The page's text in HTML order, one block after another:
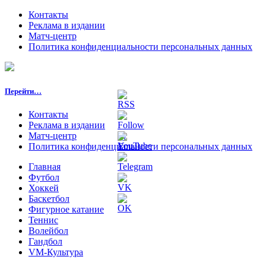
Контакты
Реклама в издании
Матч-центр
Политика конфиденциальности персональных данных
Перейти…
Контакты
Реклама в издании
Матч-центр
Политика конфиденциальности персональных данных
Главная
Футбол
Хоккей
Баскетбол
Фигурное катание
Теннис
Волейбол
Гандбол
VM-Культура